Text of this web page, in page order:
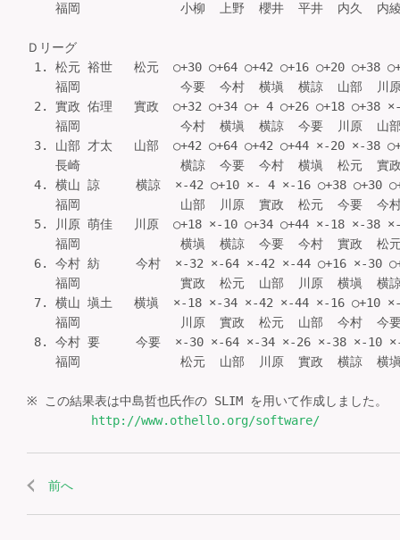
福岡              小柳  上野  櫻井  平井  内久  内
Ｄリーグ
1. 松元 裕世   松元  ○+30 ○+64 ○+42 ○+16 ○+20 ○+38
福岡              今要  今村  横塡  横諒  山部  川
2. 實政 佑理   實政  ○+32 ○+34 ○+ 4 ○+26 ○+18 ○+38 ×-
福岡              今村  横塡  横諒  今要  川原  山
3. 山部 才太   山部  ○+42 ○+64 ○+42 ○+44 ×-20 ×-38
長崎              横諒  今要  今村  横塡  松元  實
4. 横山 諒     横諒  ×-42 ○+10 ×- 4 ×-16 ○+38 ○+30
福岡              山部  川原  實政  松元  今要  今
5. 川原 萌佳   川原  ○+18 ×-10 ○+34 ○+44 ×-18 ×-38 ×-
福岡              横塡  横諒  今要  今村  實政  松
6. 今村 紡     今村  ×-32 ×-64 ×-42 ×-44 ○+16 ×-30
福岡              實政  松元  山部  川原  横塡  横
7. 横山 塡土   横塡  ×-18 ×-34 ×-42 ×-44 ×-16 ○+10 ×-
福岡              川原  實政  松元  山部  今村  今
8. 今村 要     今要  ×-30 ×-64 ×-34 ×-26 ×-38 ×-10 ×-
福岡              松元  山部  川原  實政  横諒  横
※ この結果表は中島哲也氏作の SLIM を用いて作成しました。
http://www.othello.org/software/
前へ